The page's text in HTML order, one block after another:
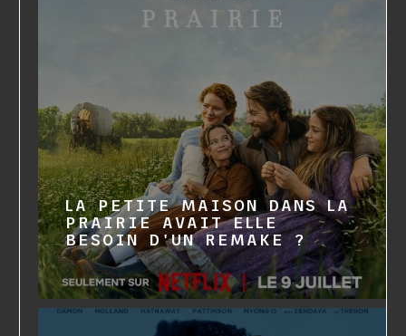
LA PETITE MAISON DANS LA
PRAIRIE AVAIT ELLE
BESOIN D'UN REMAKE ?